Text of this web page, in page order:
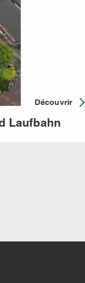
Découvrir
Laufbahn